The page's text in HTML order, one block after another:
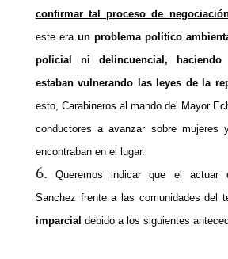
confirmar tal proceso de
este era un problema político
policial ni delincuencial,
estaban vulnerando las leyes de la
esto, Carabineros al mando del Mayor
conductores a avanzar sobre mujeres
encontraban en el lugar.
Queremos indicar que el actuar
Sanchez frente a las comunidades del
imparcial debido a los siguientes